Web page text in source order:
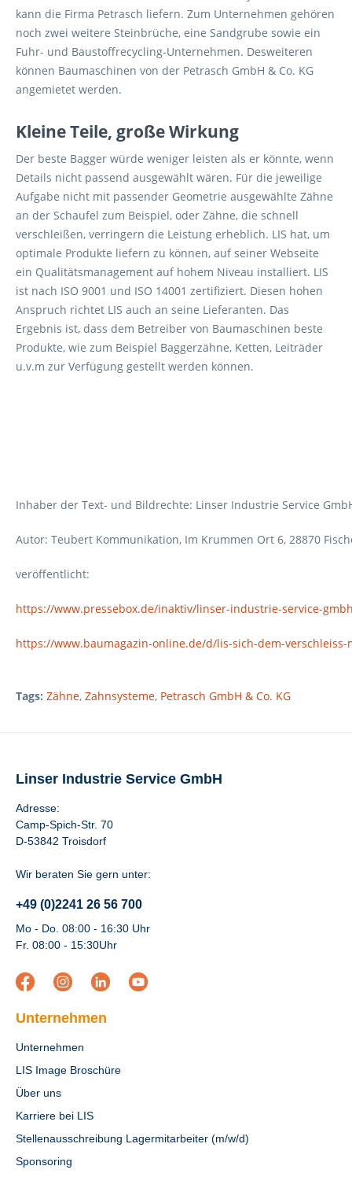
kann die Firma Petrasch liefern. Zum Unternehmen gehören
noch zwei weitere Steinbrüche, eine Sandgrube sowie ein
Fuhr- und Baustoffrecycling-Unternehmen. Desweiteren
können Baumaschinen von der Petrasch GmbH & Co. KG
angemietet werden.
Kleine Teile, große Wirkung
Der beste Bagger würde weniger leisten als er könnte, wenn
Details nicht passend ausgewählt wären. Für die jeweilige
Aufgabe nicht mit passender Geometrie ausgewählte Zähne
an der Schaufel zum Beispiel, oder Zähne, die schnell
verschleißen, verringern die Leistung erheblich. LIS hat, um
optimale Produkte liefern zu können, auf seiner Webseite
ein Qualitätsmanagement auf hohem Niveau installiert. LIS
ist nach ISO 9001 und ISO 14001 zertifiziert. Diesen hohen
Anspruch richtet LIS auch an seine Lieferanten. Das
Ergebnis ist, dass dem Betreiber von Baumaschinen beste
Produkte, wie zum Beispiel Baggerzähne, Ketten, Leiträder
u.v.m zur Verfügung gestellt werden können.
Inhaber der Text- und Bildrechte: Linser Industrie Service
Autor: Teubert Kommunikation, Im Krummen Ort 6, 28870
veröffentlicht:
https://www.pressebox.de/inaktiv/linser-industrie-service-
https://www.baumagazin-online.de/d/lis-sich-dem-
Tags: Zähne, Zahnsysteme, Petrasch GmbH & Co. KG
Linser Industrie Service GmbH
Adresse:
Camp-Spich-Str. 70
D-53842 Troisdorf
Wir beraten Sie gern unter:
+49 (0)2241 26 56 700
Mo - Do. 08:00 - 16:30 Uhr
Fr. 08:00 - 15:30Uhr
Unternehmen
Unternehmen
LIS Image Broschüre
Über uns
Karriere bei LIS
Stellenausschreibung Lagermitarbeiter (m/w/d)
Sponsoring